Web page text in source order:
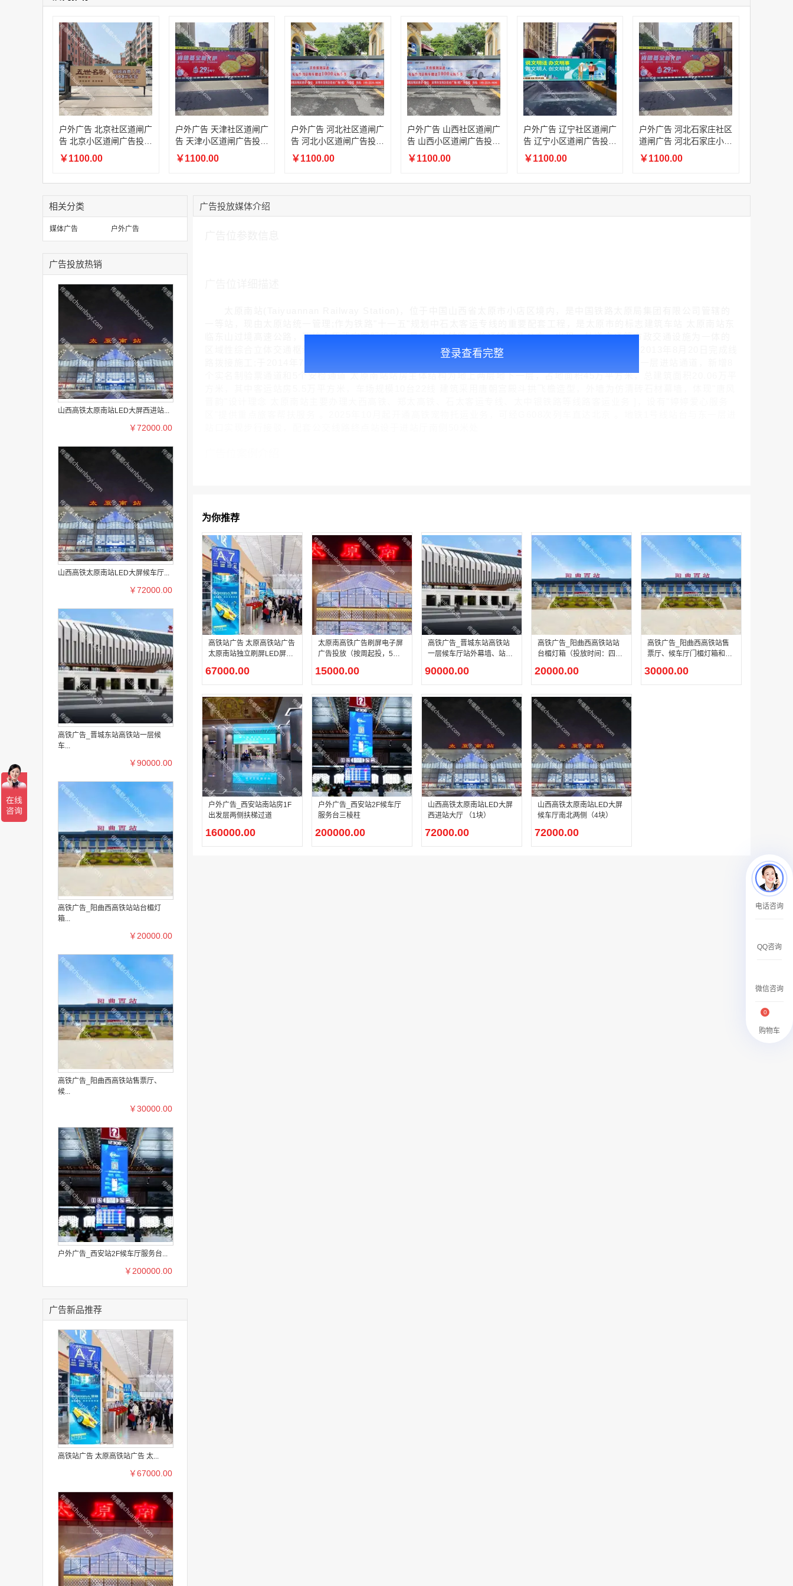
08:52:47 155****6115 联系了该媒体所在商家
15:27:46 181****7631 联系了该媒体所在商家
15:18:49 173****0620 联系了该媒体所在商家
03:20:56 156****3374
联系了该媒体所在商家
15:42:33 158****0746 联系了该媒体所在商家
￥27600.00
香港双层巴士车身广告（含车顶）
￥77000.00
户外广告 河北社区道闸广告 河北小区道闸广告投放价格
￥1100.00
户外广告 北京社区道闸广
告 北京小区道闸广告投放
价格
￥1100.00
户外广告 天津社区道闸广
告 天津小区道闸广告投放
价格
￥1100.00
户外广告 河北社区道闸广
告 河北小区道闸广告投放
价格
￥1100.00
户外广告 山西社区道闸广
告 山西小区道闸广告投放
价格
￥1100.00
户外广告 辽宁社区道闸广
告 辽宁小区道闸广告投放
价格
￥1100.00
户外广告 河北石家庄社区
道闸广告 河北石家庄小区
道闸广告投放价格
￥1100.00
相关分类
媒体广告 户外广告
广告投放热销
山西高铁太原南站LED大屏西进站...
￥72000.00
山西高铁太原南站LED大屏候车厅...
￥72000.00
高铁广告_晋城东站高铁站一层候
车...
￥90000.00
高铁广告_阳曲西高铁站站台楣灯
箱...
￥20000.00
高铁广告_阳曲西高铁站售票厅、
候...
￥30000.00
户外广告_西安站2F候车厅服务台...
￥200000.00
广告新品推荐
高铁站广告 太原高铁站广告 太...
￥67000.00
广告投放媒体介绍
临东山过境高速公路，西接太原武宿国际机场，是集高速铁路、普通铁路及公交、出租、轨道交通等市政交通设施为一体的
区域性综合立体交通枢纽太原南站于2008年12月28日开工建设;于2010年2月4日进入正式施工阶段;于2013年8月20日完成线
个实名制验票通道和5个安检通道 太原南站站房主体结构为地上两层地下一层，占地面积45万平方米，总建筑面积20.06万平
登录查看完整
为你推荐
高铁站广告 太原高铁站广告
太原南站独立刷屏LED屏幕
67000.00
太原南高铁广告刷屏电子屏
广告投放（按周起投，5秒
15000.00
高铁广告_晋城东站高铁站
一层候车厅站外幕墙、站内
周）
90000.00
高铁广告_阳曲西高铁站站
台楣灯箱（投放时间：四
20000.00
高铁广告_阳曲西高铁站售
票厅、候车厅门楣灯箱和墙
30000.00
户外广告_西安站南站房1F
出发层两侧扶梯过道
160000.00
户外广告_西安站2F候车厅
服务台三棱柱
200000.00
山西高铁太原南站LED大屏
西进站大厅 （1块）
72000.00
山西高铁太原南站LED大屏
候车厅南北两侧（4块）
72000.00
电话咨询
QQ咨询
微信咨询
购物车
0